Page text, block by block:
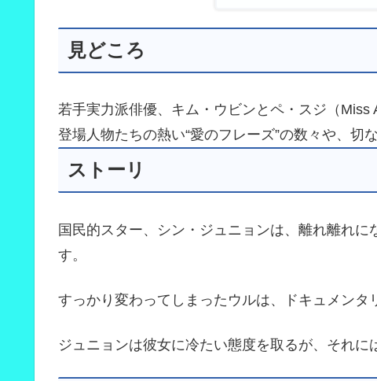
見どころ
若手実力派俳優、キム・ウビンとペ・スジ（Miss
登場人物たちの熱い“愛のフレーズ”の数々や、切
ストーリ
国民的スター、シン・ジュニョンは、離れ離れ
す。
すっかり変わってしまったウルは、ドキュメンタ
ジュニョンは彼女に冷たい態度を取るが、それに